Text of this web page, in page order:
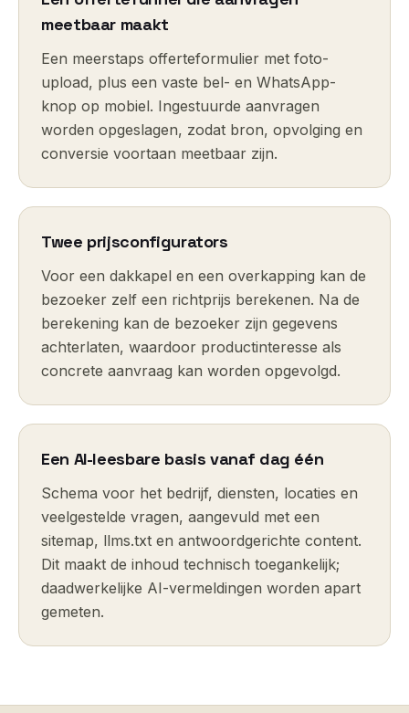
meetbaar maakt
Een meerstaps offerteformulier met foto-
upload, plus een vaste bel- en WhatsApp-
knop op mobiel. Ingestuurde aanvragen
worden opgeslagen, zodat bron, opvolging en
conversie voortaan meetbaar zijn.
Twee prijsconfigurators
Voor een dakkapel en een overkapping kan de
bezoeker zelf een richtprijs berekenen. Na de
berekening kan de bezoeker zijn gegevens
achterlaten, waardoor productinteresse als
concrete aanvraag kan worden opgevolgd.
Een AI-leesbare basis vanaf dag één
Schema voor het bedrijf, diensten, locaties en
veelgestelde vragen, aangevuld met een
sitemap, llms.txt en antwoordgerichte content.
Dit maakt de inhoud technisch toegankelijk;
daadwerkelijke AI-vermeldingen worden apart
gemeten.